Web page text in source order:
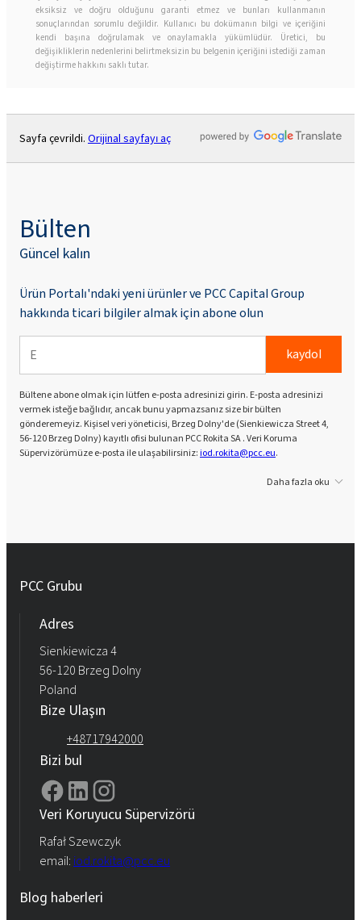
eksiksiz ve doğru olduğunu garanti etmez ve bunları kullanmanın
sonuçlarından sorumlu değildir. Kullanıcı bu dokümanın bilgi ve içeriğini
kendi başına doğrulamak ve onaylamakla yükümlüdür. Üretici, bu
değişikliklerin nedenlerini belirtmeksizin bu belgenin içeriğini istediği zaman
değiştirme hakkını saklı tutar.
Sayfa çevrildi. Orijinal sayfayı aç
Bülten
Güncel kalın
Ürün Portalı'ndaki yeni ürünler ve PCC Capital Group
hakkında ticari bilgiler almak için abone olun
kaydol
Bültene abone olmak için lütfen e-posta adresinizi girin. E-posta adresinizi
vermek isteğe bağlıdır, ancak bunu yapmazsanız size bir bülten
gönderemeyiz. Kişisel veri yöneticisi, Brzeg Dolny'de (Sienkiewicza Street 4,
56-120 Brzeg Dolny) kayıtlı ofisi bulunan PCC Rokita SA . Veri Koruma
Süpervizörümüze e-posta ile ulaşabilirsiniz:iod.rokita@pcc.eu.
Daha fazla oku
PCC Grubu
Adres
Sienkiewicza 4
56-120 Brzeg Dolny
Poland
Bize Ulaşın
+48717942000
Bizi bul
Veri Koruyucu Süpervizörü
Rafał Szewczyk
email: iod.rokita@pcc.eu
Blog haberleri